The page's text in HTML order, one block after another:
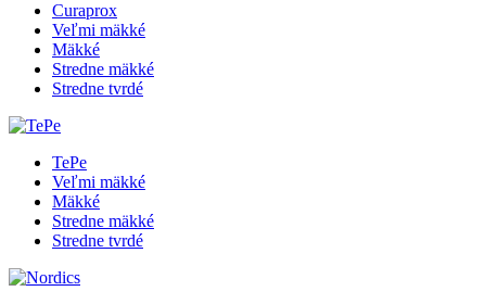
Curaprox
Veľmi mäkké
Mäkké
Stredne mäkké
Stredne tvrdé
TePe
Veľmi mäkké
Mäkké
Stredne mäkké
Stredne tvrdé